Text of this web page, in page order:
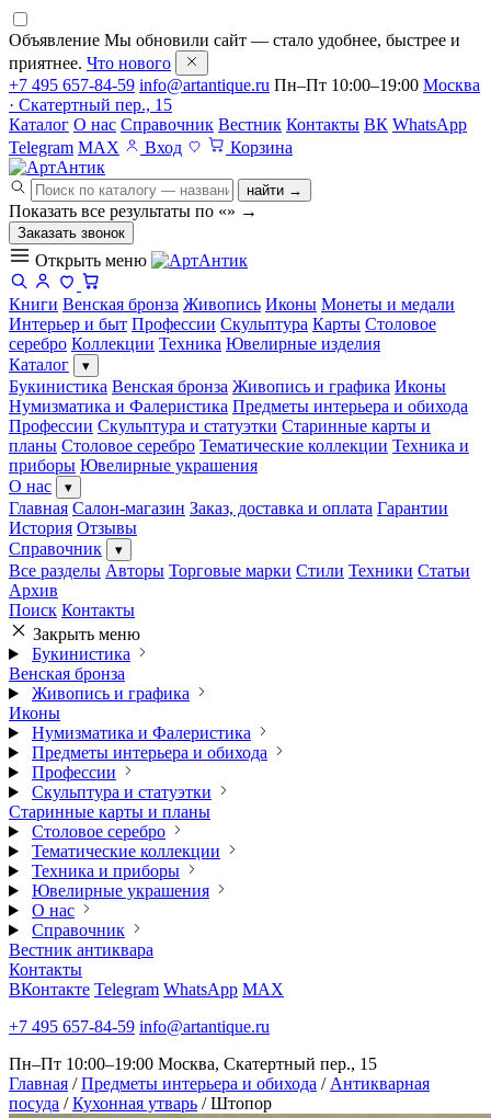
Объявление Мы обновили сайт — стало удобнее, быстрее и
приятнее. Что нового
+7 495 657-84-59 info@artantique.ru Пн–Пт 10:00–19:00 Москва
· Скатертный пер., 15
Каталог О нас Справочник Вестник Контакты ВК WhatsApp
Telegram MAX Вход Корзина
найти →
Показать все результаты по «» →
Заказать звонок
Открыть меню
Книги Венская бронза Живопись Иконы Монеты и медали
Интерьер и быт Профессии Скульптура Карты Столовое
серебро Коллекции Техника Ювелирные изделия
Каталог
▾
Букинистика Венская бронза Живопись и графика Иконы
Нумизматика и Фалеристика Предметы интерьера и обихода
Профессии Скульптура и статуэтки Старинные карты и
планы Столовое серебро Тематические коллекции Техника и
приборы Ювелирные украшения
О нас
▾
Главная Салон-магазин Заказ, доставка и оплата Гарантии
История Отзывы
Справочник
▾
Все разделы Авторы Торговые марки Стили Техники Статьи
Архив
Поиск Контакты
Закрыть меню
Букинистика
Венская бронза
Живопись и графика
Иконы
Нумизматика и Фалеристика
Предметы интерьера и обихода
Профессии
Скульптура и статуэтки
Старинные карты и планы
Столовое серебро
Тематические коллекции
Техника и приборы
Ювелирные украшения
О нас
Справочник
Вестник антиквара
Контакты
ВКонтакте Telegram WhatsApp MAX
+7 495 657-84-59 info@artantique.ru
Пн–Пт 10:00–19:00 Москва, Скатертный пер., 15
Главная / Предметы интерьера и обихода / Антикварная
посуда / Кухонная утварь / Штопор